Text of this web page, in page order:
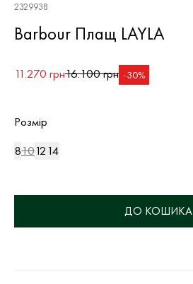
2329938
Barbour Плащ LAYLA
11.270 грн16.100 грн -30%
Розмір
81012 14
ДО КОШИКА